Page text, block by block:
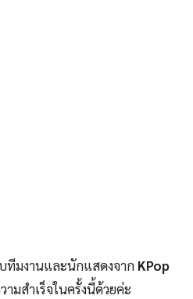
ทีมงานและนักแสดงจาก KPop
ามสำเร็จในครั้งนี้ด้วยค่ะ